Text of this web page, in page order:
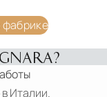
цену
по фабрике
Италии.